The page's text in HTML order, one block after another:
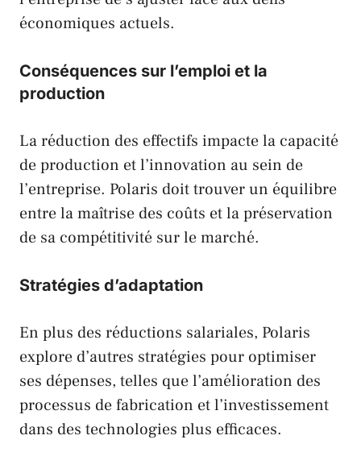
économiques actuels.
Conséquences sur l’emploi et la
production
La réduction des effectifs impacte la capacité
de production et l’innovation au sein de
l’entreprise. Polaris doit trouver un équilibre
entre la maîtrise des coûts et la préservation
de sa compétitivité sur le marché.
Stratégies d’adaptation
En plus des réductions salariales, Polaris
explore d’autres stratégies pour optimiser
ses dépenses, telles que l’amélioration des
processus de fabrication et l’investissement
dans des technologies plus efficaces.